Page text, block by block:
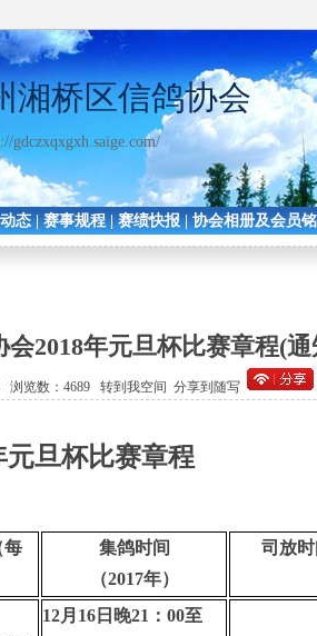
湘桥区信鸽协会
gdczxqxgxh.saige.com/
态|赛事规程|赛绩快报|协会相册及会员
2018年元旦杯比赛章程(通
浏览数：4689 转到我空间 分享到随写
元旦杯比赛章程
每
集鸽时间
（2017年）
司放
12月16日晚21：00至